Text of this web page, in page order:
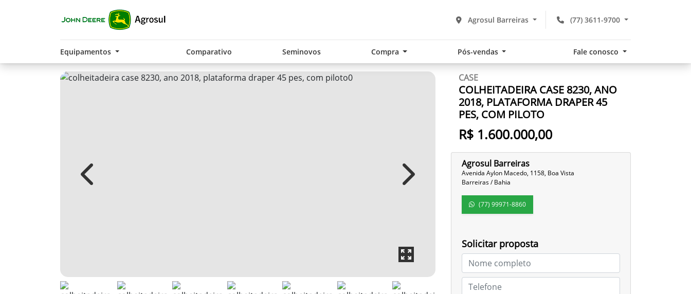
(77) 3611-9700
Agrosul Barreiras
Equipamentos Comparativo Seminovos Compra Pós-vendas Fale conosco
CASE
COLHEITADEIRA CASE 8230, ANO
2018, PLATAFORMA DRAPER 45
PES, COM PILOTO
R$ 1.600.000,00
Agrosul Barreiras
Avenida Aylon Macedo, 1158, Boa Vista
Barreiras / Bahia
(77) 99971-8860
Solicitar proposta
Previous Next